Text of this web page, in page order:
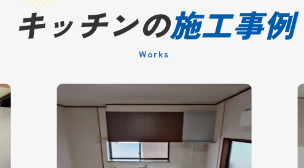
キッチンの施工事例
Works